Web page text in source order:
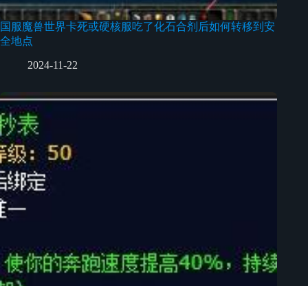
国服魔兽世界卡死或硬核服吃了化石合剂后如何转移到安
全地点
2024-11-22